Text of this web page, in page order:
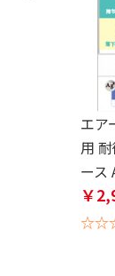
エア
用
ース
￥